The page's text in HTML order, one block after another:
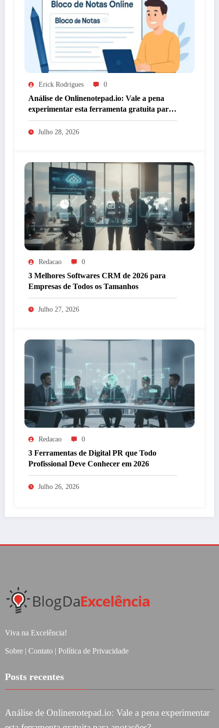
Erick Rodrigues 0
Análise de Onlinenotepad.io: Vale a pena
experimentar esta ferramenta gratuita para
anotações?
Julho 28, 2026
Redacao 0
3 Melhores Softwares CRM de 2026 para
Empresas de Todos os Tamanhos
Julho 27, 2026
Redacao 0
3 Ferramentas de Digital PR que Todo
Profissional Deve Conhecer em 2026
Julho 26, 2026
Viva na Excelência!
Sobre | Contato | Política de Privacidade
Posts recentes
Análise de Onlinenotepad.io: Vale a pena experimentar